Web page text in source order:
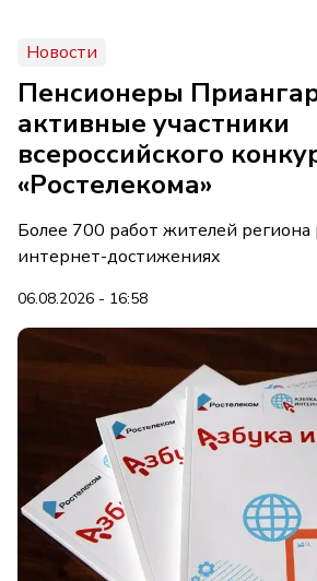
Новости
Пенсионеры
активные участники
всероссийского
«Ростелекома»
Более 700 работ жителей региона
интернет-достижениях
06.08.2026 - 16:58